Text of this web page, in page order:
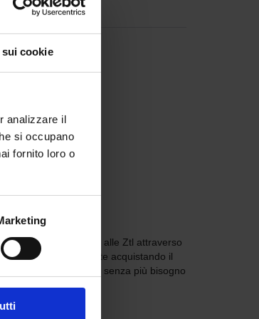
cookie
analizzare il
si occupano
fornito loro o
e degli accessi alle Ztl attraverso
semplicemente acquistando il
di accesso alle Ztl, senza più bisogno